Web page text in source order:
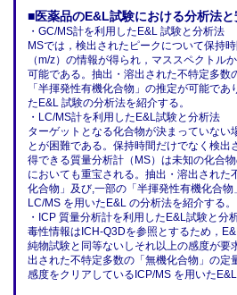
■医薬品のE&L試験における分析法
・GC/MS計を利用したE&L 試験と分析法
MSでは，検出されたピークについて保持
（m/z）の情報が得られ，マススペクトル
可能である。抽出・溶出された不特定多数
「半揮発性有機化合物」の推定が可能で
たE&L 試験の分析法を紹介する。
・LC/MS計を利用したE&L試験と分析法
ターゲットとなる化合物が決まっていない
とが困難である。保持時間だけでなく検出
得できる質量分析計（MS）は未知の化合
においても重宝される。抽出・溶出された
化合物」及び,一部の「半揮発性有機化合
LC/MS を用いたE&L の分析法を紹介する。
・ICP 質量分析計を利用したE&L試験と分
毒性情報はICH-Q3Dを参照とするため，
純物試験と同等ないしそれ以上の感度が要
出された不特定多数の「無機化合物」の定
感度をクリアしているICP/MS を用いた